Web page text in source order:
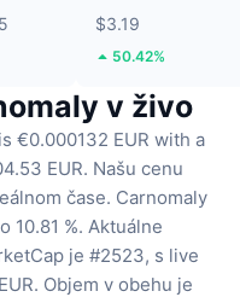
$3.19
50.42%
v živo
is €0.000132 EUR with a
EUR. Našu cenu
čase. Carnomaly
10.81 %. Aktuálne
je #2523, s live
Objem v obehu je